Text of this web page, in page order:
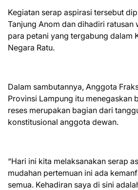
Kegiatan serap aspirasi tersebut
Tanjung Anom dan dihadiri ratusan
para petani yang tergabung dalam
Negara Ratu.
Dalam sambutannya, Anggota
Provinsi Lampung itu menegaskan
reses merupakan bagian dari
konstitusional anggota dewan.
“Hari ini kita melaksanakan serap
mudahan pertemuan ini ada
semua. Kehadiran saya di sini